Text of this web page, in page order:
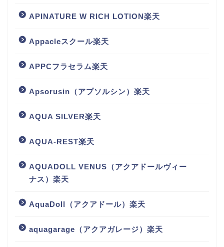
APINATURE W RICH LOTION楽天
Appacleスクール楽天
APPCフラセラム楽天
Apsorusin（アプソルシン）楽天
AQUA SILVER楽天
AQUA-REST楽天
AQUADOLL VENUS（アクアドールヴィー
ナス）楽天
AquaDoll（アクアドール）楽天
aquagarage（アクアガレージ）楽天